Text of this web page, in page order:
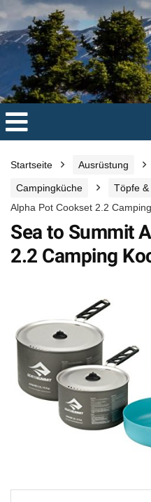
Startseite Ausrüstung
Campingküche Töpfe &
Alpha Pot Cookset 2.2
Sea to Summit
2.2 Camping